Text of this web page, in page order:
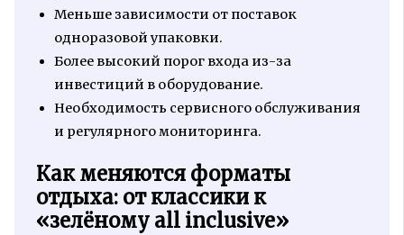
Меньше зависимости от поставок
одноразовой упаковки.
Более высокий порог входа из-за
инвестиций в оборудование.
Необходимость сервисного обслуживания
и регулярного мониторинга.
Как меняются форматы
отдыха: от классики к
«зелёному all inclusive»